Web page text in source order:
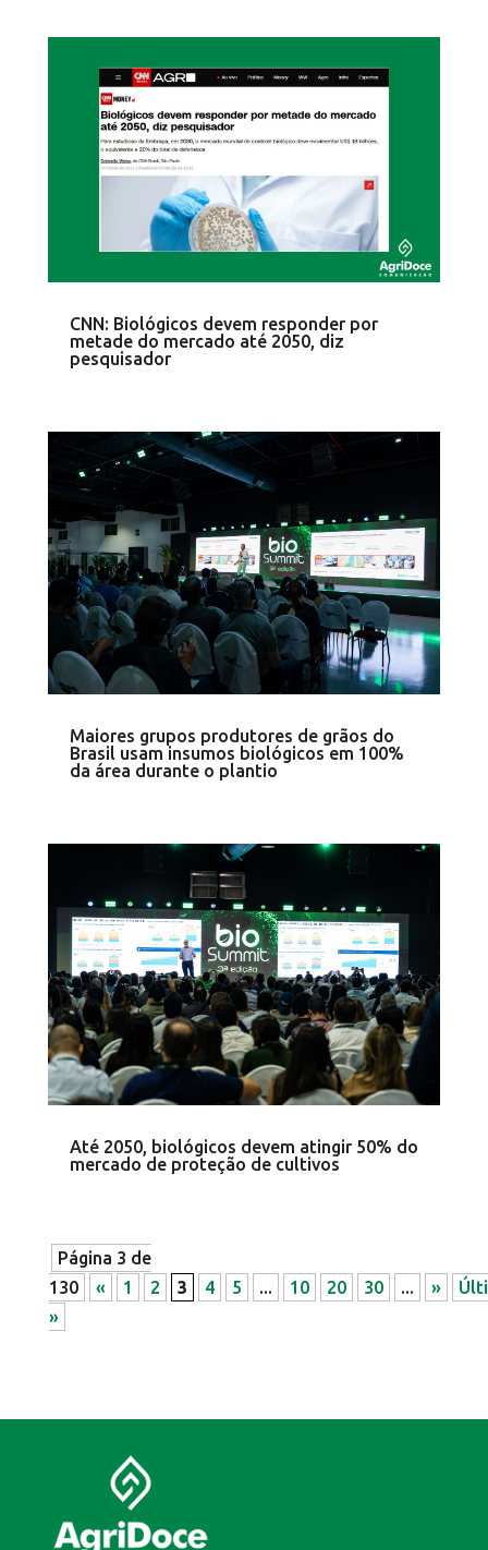
CNN: Biológicos devem responder por
metade do mercado até 2050, diz
pesquisador
Maiores grupos produtores de grãos do
Brasil usam insumos biológicos em 100%
da área durante o plantio
Até 2050, biológicos devem atingir 50% do
mercado de proteção de cultivos
Página 3 de
130
« 1 2 3 4 5 ... 10 20 30 ... »
»